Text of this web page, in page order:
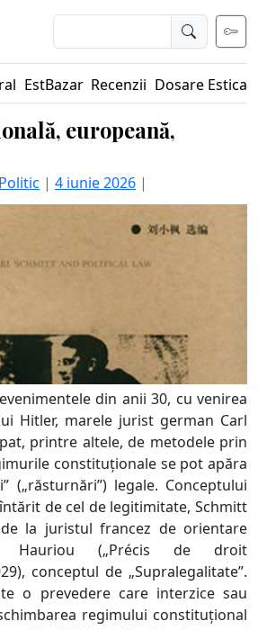
EstBazar Recenzii Dosare Estica
europeană,
Politic | 4 iunie 2026 |
din anii 30, cu venirea
Hitler, marele jurist german Carl
printre altele, de metodele prin
constituționale se pot apăra
(„răsturnări”) legale. Conceptului
de cel de legitimitate, Schmitt
la juristul francez de orientare
Hauriou („Précis de droit
conceptul de „Supralegalitate”.
o prevedere care interzice sau
regimului constituțional